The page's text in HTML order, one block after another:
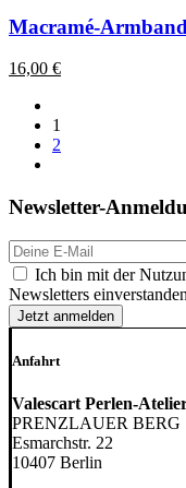
weist
mehrere
gewählt
werden
Macramé-
16,00 €
1
2
Newsletter-
E-
Mail-
Adresse:
DSGVO
Ich bin mit der
Newsletters
Anfahrt
Valescart Perlen-
PRENZLAUER BERG
Esmarchstr. 22
10407 Berlin